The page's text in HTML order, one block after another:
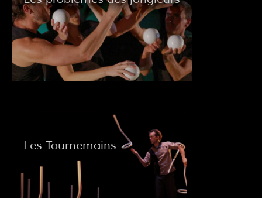
Les Tournemains